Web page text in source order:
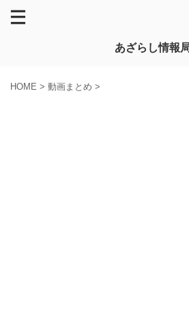
あざらし情報
HOME > 動画まとめ >